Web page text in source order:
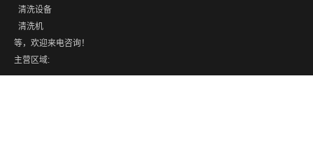
清洗设备
清洗机
等，欢迎来电咨询！
主营区域: